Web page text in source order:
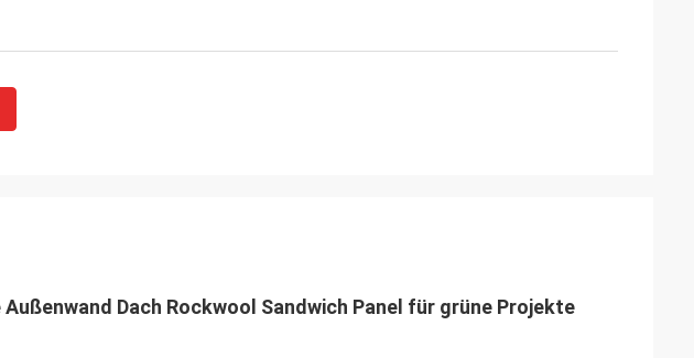
Dach Rockwool Sandwich Panel für grüne Projekte